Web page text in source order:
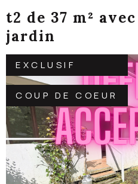
t2 de 37 m²
jardin
EXCLUSIF
COUP DE COEUR